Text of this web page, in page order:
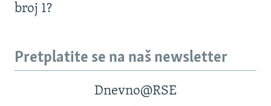
broj 1?
Pretplatite se na naš newsletter
Dnevno@RSE